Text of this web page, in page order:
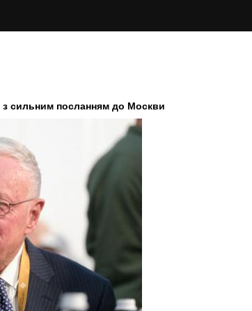
сильним посланням до Москви